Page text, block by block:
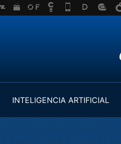
INTELIGENCIA ARTIFICIAL